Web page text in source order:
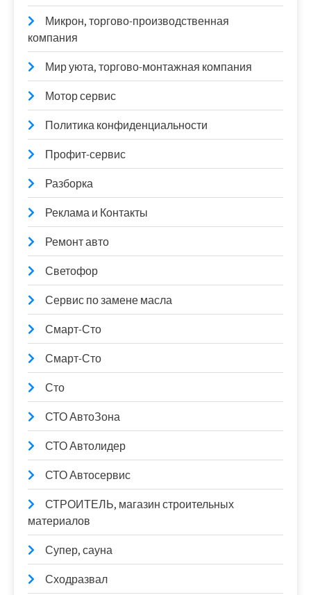
Микрон, торгово-производственная
компания
Мир уюта, торгово-монтажная компания
Мотор сервис
Политика конфиденциальности
Профит-сервис
Разборка
Реклама и Контакты
Ремонт авто
Светофор
Сервис по замене масла
Смарт-Сто
Смарт-Сто
Сто
СТО АвтоЗона
СТО Автолидер
СТО Автосервис
СТРОИТЕЛЬ, магазин строительных
материалов
Супер, сауна
Сходразвал